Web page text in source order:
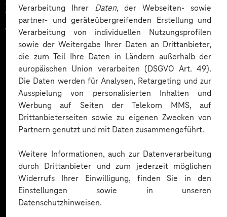
Verarbeitung Ihrer Daten, der Webseiten- sowie
partner- und geräteübergreifenden Erstellung und
Verarbeitung von individuellen Nutzungsprofilen
sowie der Weitergabe Ihrer Daten an Drittanbieter,
die zum Teil Ihre Daten in Ländern außerhalb der
europäischen Union verarbeiten (DSGVO Art. 49).
Die Daten werden für Analysen, Retargeting und zur
Ausspielung von personalisierten Inhalten und
Werbung auf Seiten der Telekom MMS, auf
Drittanbieterseiten sowie zu eigenen Zwecken von
Partnern genutzt und mit Daten zusammengeführt.
Weitere Informationen, auch zur Datenverarbeitung
durch Drittanbieter und zum jederzeit möglichen
Widerrufs Ihrer Einwilligung, finden Sie in den
Einstellungen sowie in unseren
Datenschutzhinweisen.
Zahlreiche Unternehmen
vertrauen auf unsere
Expertise. Hier eine Auswahl: